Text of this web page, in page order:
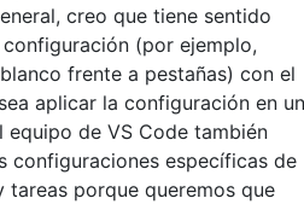
creo que tiene sentido
(por ejemplo,
frente a pestañas) con el
aplicar la configuración en un
equipo de VS Code también
configuraciones específicas de
tareas porque queremos que